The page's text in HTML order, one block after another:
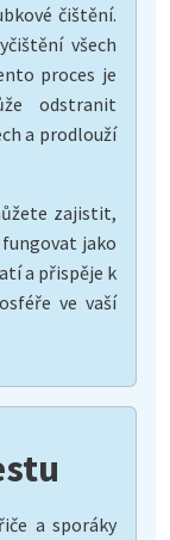
čištění.
všech
proces je
odstranit
a prodlouží
zajistit,
fungovat jako
a přispěje k
ve vaší
a sporáky